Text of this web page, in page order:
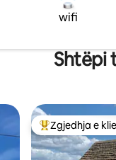
wifi
Shtëpi
Më të mirat e
Zgjedhja e